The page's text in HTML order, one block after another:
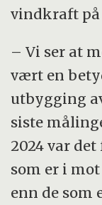
vindkraft på
– Vi ser at
vært en
utbygging
siste
2024 var
som er i
enn de som